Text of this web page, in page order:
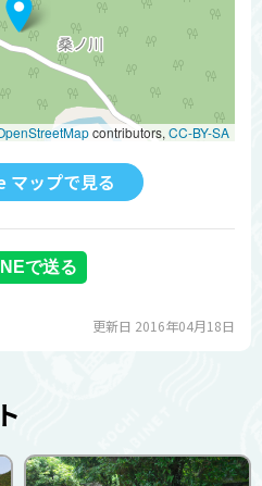
contributors, CC-BY-SA
マップで見る
更新日 2016年04月18日